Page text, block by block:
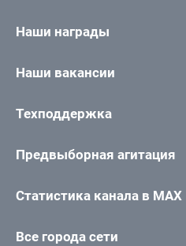
Наши награды
Наши вакансии
Техподдержка
Предвыборная агитация
Статистика канала в MAX
Все города сети